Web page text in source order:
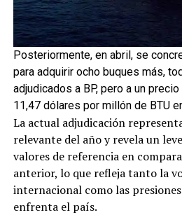
Posteriormente, en abril, se
para adquirir ocho buques más,
adjudicados a BP, pero a un
11,47 dólares por millón de BTU
La actual adjudicación
relevante del año y revela un
valores de referencia en
anterior, lo que refleja tanto la
internacional como las
enfrenta el país.